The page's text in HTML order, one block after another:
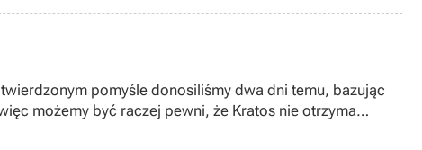
pomyśle donosiliśmy dwa dni temu, bazując
możemy być raczej pewni, że Kratos nie otrzyma